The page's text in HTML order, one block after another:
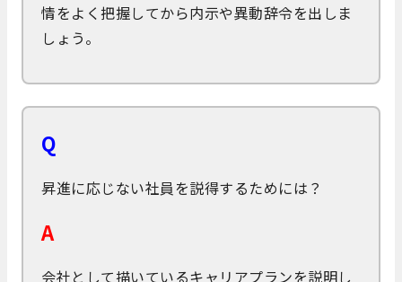
情をよく把握してから内示や異動辞令を出しま
しょう。
Q
昇進に応じない社員を説得するためには？
A
会社として描いているキャリアプランを説明し